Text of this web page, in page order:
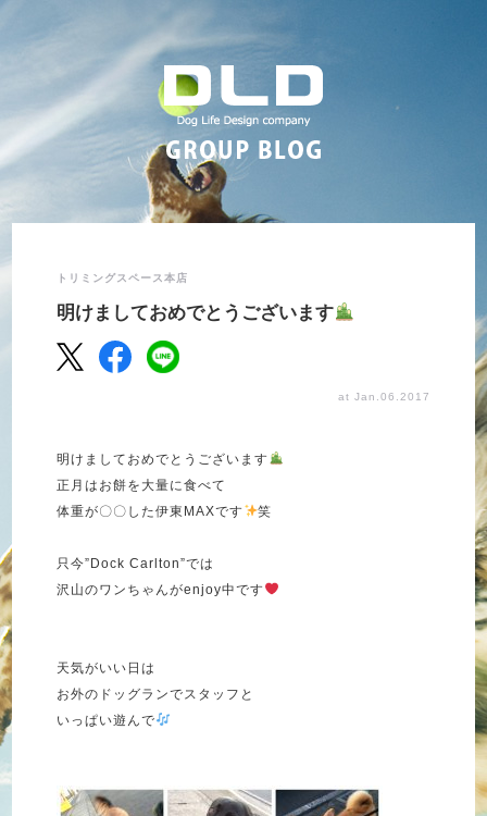
トリミングスペース本店
明けましておめでとうございます
at Jan.06.2017
明けましておめでとうございます
正月はお餅を大量に食べて
体重が〇〇した伊東MAXです
笑
只今”Dock Carlton”では
沢山のワンちゃんがenjoy中です
天気がいい日は
お外のドッグランでスタッフと
いっぱい遊んで